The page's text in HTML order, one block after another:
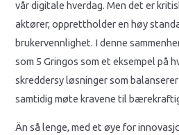
vår digitale hverdag. Men det er
aktører, opprettholder en høy
brukervennlighet. I denne
som 5 Gringos som et eksempel på
skreddersy løsninger som
samtidig møte kravene til
Än så lenge, med et øye for